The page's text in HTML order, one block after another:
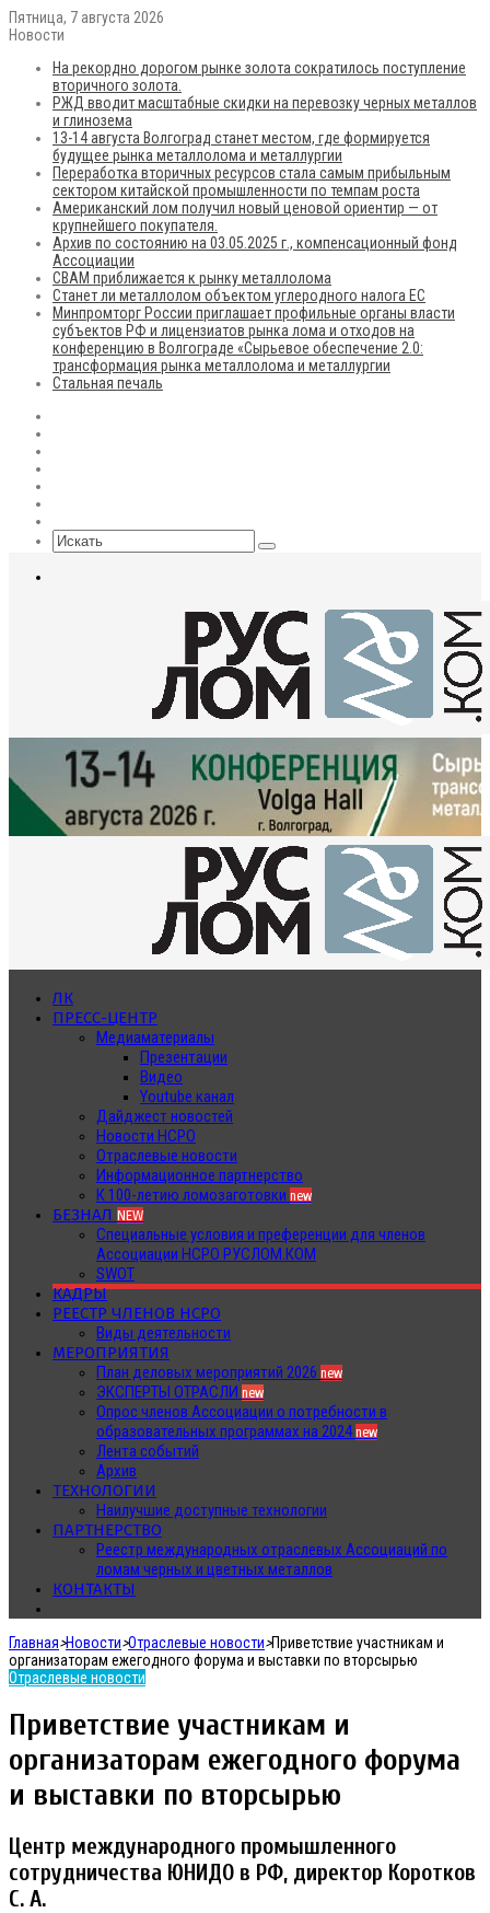
Пятница, 7 августа 2026
Новости
На рекордно дорогом рынке золота сократилось поступление
вторичного золота.
РЖД вводит масштабные скидки на перевозку черных металлов
и глинозема
13-14 августа Волгоград станет местом, где формируется
будущее рынка металлолома и металлургии
Переработка вторичных ресурсов стала самым прибыльным
сектором китайской промышленности по темпам роста
Американский лом получил новый ценовой ориентир — от
крупнейшего покупателя.
Архив по состоянию на 03.05.2025 г., компенсационный фонд
Ассоциации
CBAM приближается к рынку металлолома
Станет ли металлолом объектом углеродного налога ЕС
Минпромторг России приглашает профильные органы власти
субъектов РФ и лицензиатов рынка лома и отходов на
конференцию в Волгограде «Сырьевое обеспечение 2.0:
трансформация рынка металлолома и металлургии
Стальная печаль
Искать
ЛК
ПРЕСС-ЦЕНТР
Медиаматериалы
Презентации
Видео
Youtube канал
Дайджест новостей
Новости НСРО
Отраслевые новости
Информационное партнерство
К 100-летию ломозаготовки new
БЕЗНАЛ NEW
Специальные условия и преференции для членов
Ассоциации НСРО РУСЛОМ.КОМ
SWOT
КАДРЫ
РЕЕСТР ЧЛЕНОВ НСРО
Виды деятельности
МЕРОПРИЯТИЯ
План деловых мероприятий 2026 new
ЭКСПЕРТЫ ОТРАСЛИ new
Опрос членов Ассоциации о потребности в
образовательных программах на 2024new
Лента событий
Архив
ТЕХНОЛОГИИ
Наилучшие доступные технологии
ПАРТНЕРСТВО
Реестр международных отраслевых Ассоциаций по
ломам черных и цветных металлов
КОНТАКТЫ
Главная>Новости>Отраслевые новости>Приветствие участникам и
организаторам ежегодного форума и выставки по вторсырью
Отраслевые новости
Приветствие участникам и
организаторам ежегодного форума
и выставки по вторсырью
Центр международного промышленного
сотрудничества ЮНИДО в РФ, директор Коротков
С. А.